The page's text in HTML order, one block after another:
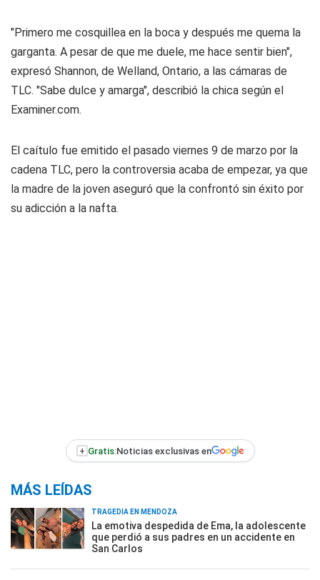
"Primero me cosquillea en la boca y después me quema la
garganta. A pesar de que me duele, me hace sentir bien",
expresó Shannon, de Welland, Ontario, a las cámaras de
TLC. "Sabe dulce y amarga", describió la chica según el
Examiner.com.
El caítulo fue emitido el pasado viernes 9 de marzo por la
cadena TLC, pero la controversia acaba de empezar, ya que
la madre de la joven aseguró que la confrontó sin éxito por
su adicción a la nafta.
+ Gratis:Noticias exclusivas en
MÁS LEÍDAS
TRAGEDIA EN MENDOZA
La emotiva despedida de Ema, la adolescente
que perdió a sus padres en un accidente en
San Carlos